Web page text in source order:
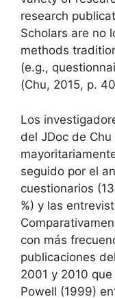
research
Scholars are no
methods
(e.g.,
(Chu, 2015, p.
Los
del JDoc de Chu
seguido por el
cuestionarios
%) y las
con más
publicaciones
2001 y 2010
Powell (1999)